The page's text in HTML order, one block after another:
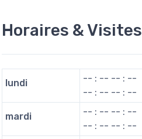
Horaires & Visites
lundi
-- : -- -- : --
-- : -- -- : --
mardi
-- : -- -- : --
-- : -- -- : --